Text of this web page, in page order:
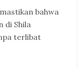
bahwa
di Shila
terlibat